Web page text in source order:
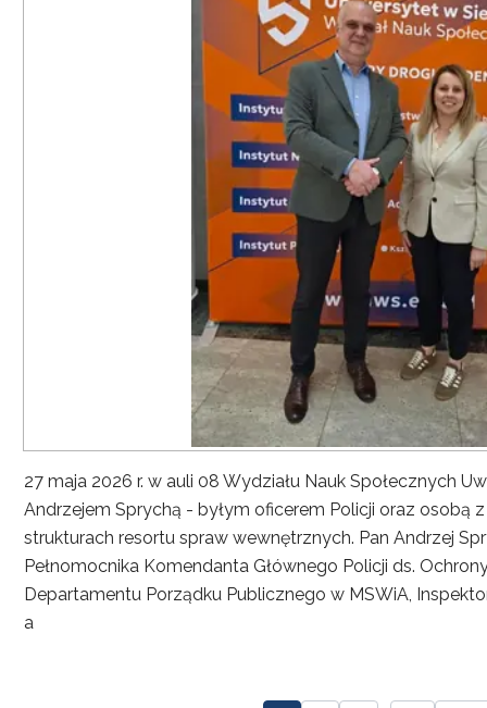
27 maja 2026 r. w auli 08 Wydziału Nauk Społecznych
Andrzejem Sprychą - byłym oficerem Policji oraz osobą
strukturach resortu spraw wewnętrznych. Pan Andrzej
Pełnomocnika Komendanta Głównego Policji ds.
Departamentu Porządku Publicznego w MSWiA,
a